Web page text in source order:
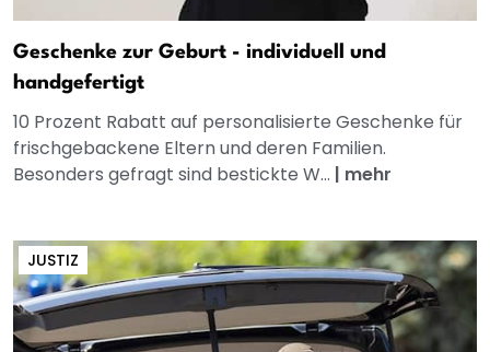
Geschenke zur Geburt - individuell und
handgefertigt
10 Prozent Rabatt auf personalisierte Geschenke für
frischgebackene Eltern und deren Familien.
Besonders gefragt sind bestickte W... | mehr
JUSTIZ